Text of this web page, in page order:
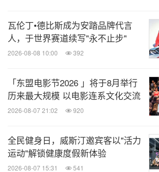
瓦伦丁•德比斯成为安踏品牌代言
人，于世界赛道续写"永不止步"
2026-08-08 10:00 392
「东盟电影节2026 」将于8月举行
历来最大规模 以电影连系文化交流
2026-08-07 21:02 920
全民健身日，威斯汀邀宾客以"活力
运动"解锁健康度假新体验
2026-08-07 15:31 541